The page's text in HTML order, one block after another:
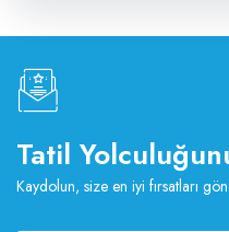
Tatil
Kaydolun, size en iyi fırsatları